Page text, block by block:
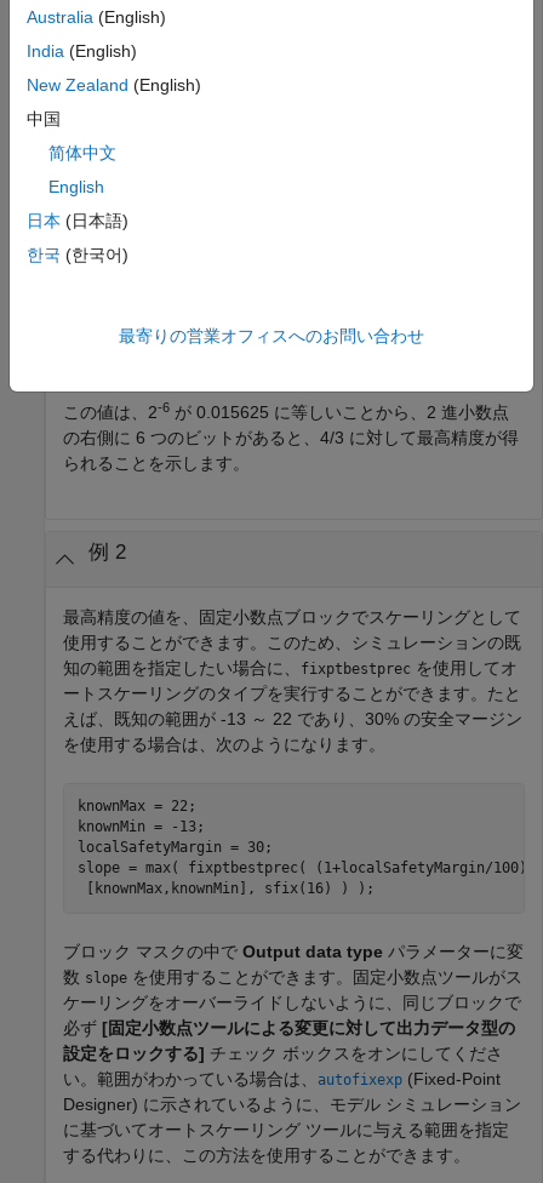
out = fixptbestprec(4/3,8,1)
out =
また、次のように固定小数点データ型を指定することもでき
ます。
out = fixptbestprec(4/3,sfix(8))
out =
   0.015625
この値は、2-6 が 0.015625 に等しいことから、2 進小数点
の右側に 6 つのビットがあると、4/3 に対して最高精度が得
られることを示します。
例 2
最高精度の値を、固定小数点ブロックでスケーリングとして
使用することができます。このため、シミュレーションの既
知の範囲を指定したい場合に、
fixptbestprec を使用してオ
ートスケーリングのタイプを実行することができます。たと
えば、既知の範囲が -13 ～ 22 であり、30% の安全マージン
を使用する場合は、次のようになります。
knownMax = 22;
knownMin = -13;
localSafetyMargin = 30;
slope = max( fixptbestprec( (1+localSafetyMargin/
[knownMax,knownMin], sfix(16) ) );
ブロック マスクの中で Output data type パラメーターに変
数 slope を使用することができます。固定小数点ツールがス
ケーリングをオーバーライドしないように、同じブロックで
必ず [固定小数点ツールによる変更に対して出力データ型の
設定をロックする] チェック ボックスをオンにしてくださ
い。範囲がわかっている場合は、
autofixexp (Fixed-Point
Designer) に示されているように、モデル シミュレーション
に基づいてオートスケーリング ツールに与える範囲を指定
する代わりに、この方法を使用することができます。
Australia (English)
India (English)
New Zealand (English)
中国
简体中文
English
日本 (日本語)
한국 (한국어)
最寄りの営業オフィスへのお問い合わせ